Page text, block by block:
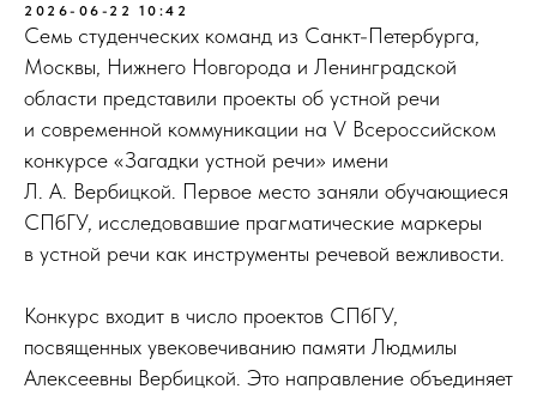
2026-06-22 10:42
Семь студенческих команд из Санкт-Петербурга,
Москвы, Нижнего Новгорода и Ленинградской
области представили проекты об устной речи
и современной коммуникации на V Всероссийском
конкурсе «Загадки устной речи» имени
Л. А. Вербицкой. Первое место заняли обучающиеся
СПбГУ, исследовавшие прагматические маркеры
в устной речи как инструменты речевой вежливости.
Конкурс входит в число проектов СПбГУ,
посвященных увековечиванию памяти Людмилы
Алексеевны Вербицкой. Это направление объединяет